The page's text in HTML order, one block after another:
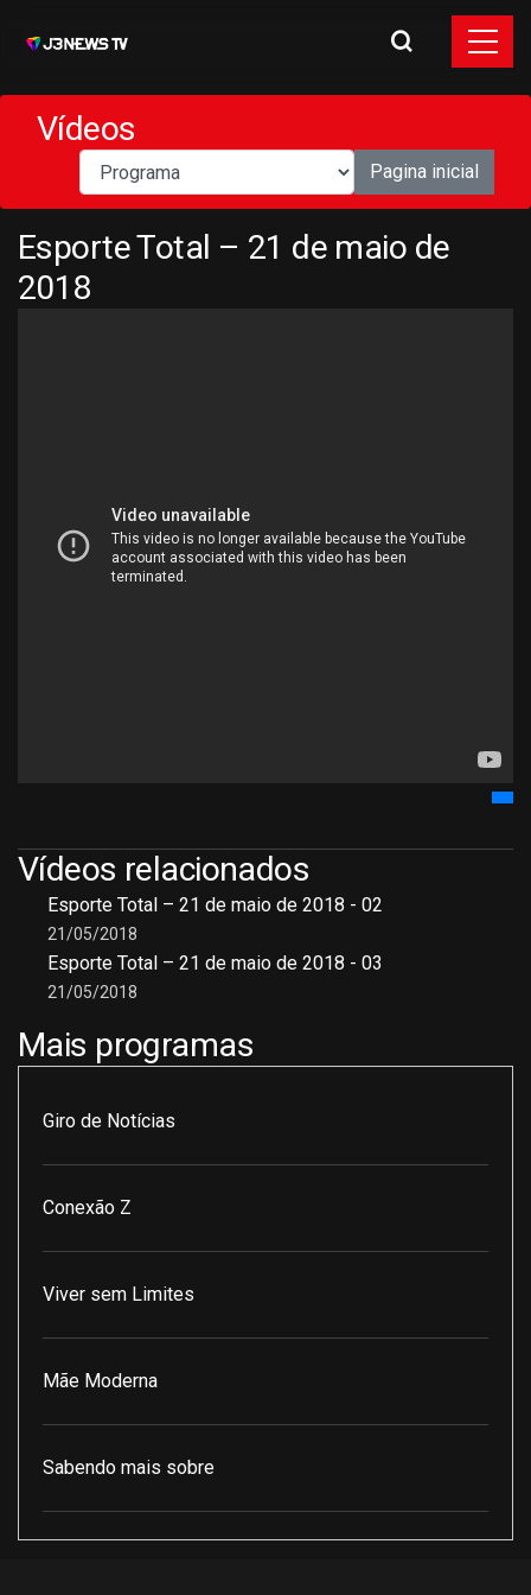
Vídeos
Pagina inicial
Esporte Total – 21 de maio de
2018
Vídeos relacionados
Esporte Total – 21 de maio de 2018 - 02
21/05/2018
Esporte Total – 21 de maio de 2018 - 03
21/05/2018
Mais programas
Giro de Notícias
Conexão Z
Viver sem Limites
Mãe Moderna
Sabendo mais sobre